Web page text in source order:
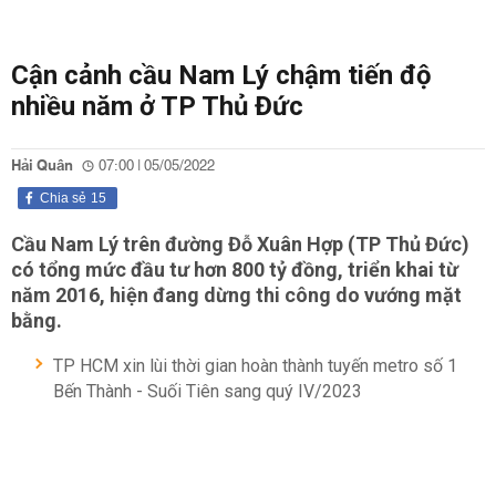
Cận cảnh cầu Nam Lý chậm tiến độ
nhiều năm ở TP Thủ Đức
Hải Quân 07:00 | 05/05/2022
15
Chia sẻ
Cầu Nam Lý trên đường Đỗ Xuân Hợp (TP Thủ Đức)
có tổng mức đầu tư hơn 800 tỷ đồng, triển khai từ
năm 2016, hiện đang dừng thi công do vướng mặt
bằng.
TP HCM xin lùi thời gian hoàn thành tuyến metro số 1
Bến Thành - Suối Tiên sang quý IV/2023